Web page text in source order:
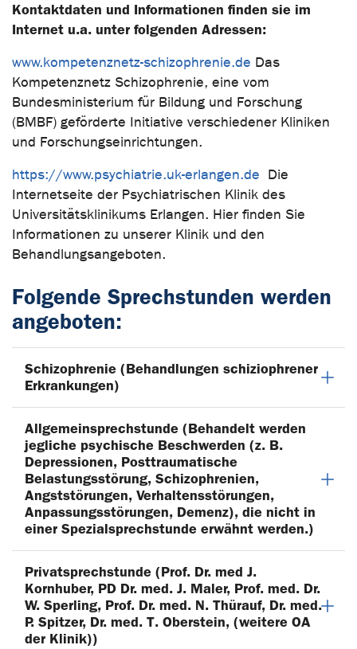
Kontaktdaten und Informationen finden sie im
Internet u.a. unter folgenden Adressen:
www.kompetenznetz-schizophrenie.de Das
Kompetenznetz Schizophrenie, eine vom
Bundesministerium für Bildung und Forschung
(BMBF) geförderte Initiative verschiedener Kliniken
und Forschungseinrichtungen.
https://www.psychiatrie.uk-erlangen.de Die
Internetseite der Psychiatrischen Klinik des
Universitätsklinikums Erlangen. Hier finden Sie
Informationen zu unserer Klinik und den
Behandlungsangeboten.
Folgende Sprechstunden werden
angeboten:
Schizophrenie (Behandlungen schiziophrener
Erkrankungen)
Allgemeinsprechstunde (Behandelt werden
jegliche psychische Beschwerden (z. B.
Depressionen, Posttraumatische
Belastungsstörung, Schizophrenien,
Angststörungen, Verhaltensstörungen,
Anpassungsstörungen, Demenz), die nicht in
einer Spezialsprechstunde erwähnt werden.)
Privatsprechstunde (Prof. Dr. med J.
Kornhuber, PD Dr. med. J. Maler, Prof. med. Dr.
W. Sperling, Prof. Dr. med. N. Thürauf, Dr. med.
P. Spitzer, Dr. med. T. Oberstein, (weitere OA
der Klinik))